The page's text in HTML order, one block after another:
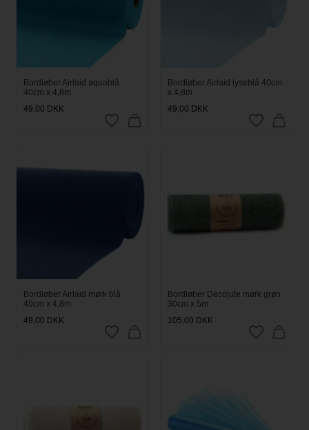
Bordløber Airlaid aquablå
40cm x 4,8m
49,00 DKK
Bordløber Airlaid lyseblå 40cm
x 4,8m
49,00 DKK
Bordløber Airlaid mørk blå
40cm x 4,8m
49,00 DKK
Bordløber Decojute mørk grøn
30cm x 5m
105,00 DKK